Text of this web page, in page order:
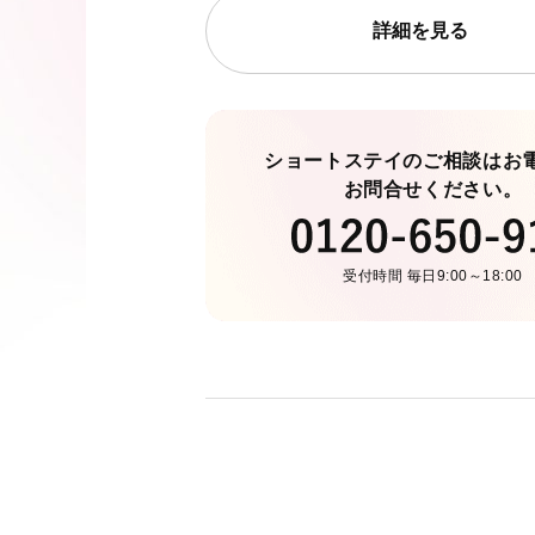
詳細を見る
ショートステイのご相談はお
お問合せください。
受付時間 毎日9:00～18:00